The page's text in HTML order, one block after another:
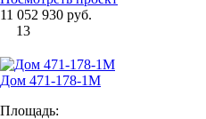
11 052 930 руб.
13
Дом 471-178-1М
Площадь: